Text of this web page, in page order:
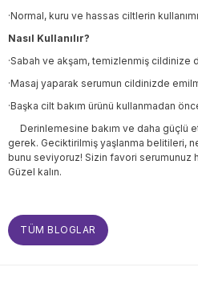
·Normal, kuru ve hassas ciltlerin
Nasıl Kullanılır?
·Sabah ve akşam, temizlenmiş cildinize
·Masaj yaparak serumun cildinizde
·Başka cilt bakım ürünü kullanmadan
Derinlemesine bakım ve daha güçlü
gerek. Geciktirilmiş yaşlanma belitileri,
bunu seviyoruz! Sizin favori serumunuz
Güzel kalın.
TÜM BLOGLAR